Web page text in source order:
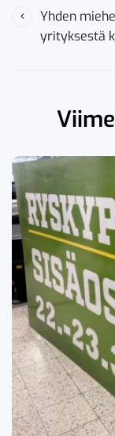
Yhden
yrityksestä